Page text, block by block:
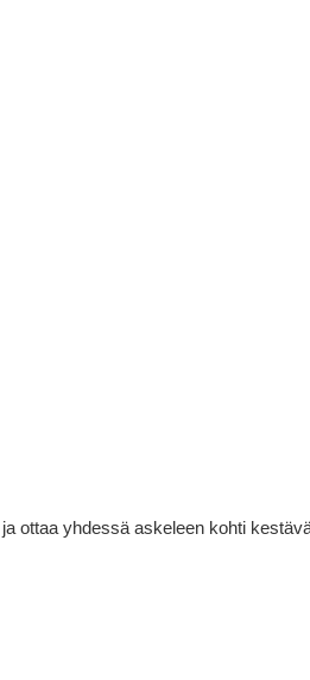
ottaa yhdessä askeleen kohti